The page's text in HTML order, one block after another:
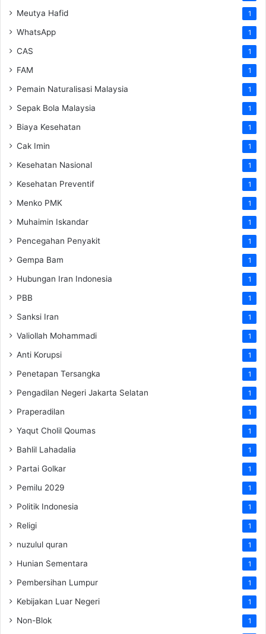
Meutya Hafid 1
WhatsApp 1
CAS 1
FAM 1
Pemain Naturalisasi Malaysia 1
Sepak Bola Malaysia 1
Biaya Kesehatan 1
Cak Imin 1
Kesehatan Nasional 1
Kesehatan Preventif 1
Menko PMK 1
Muhaimin Iskandar 1
Pencegahan Penyakit 1
Gempa Bam 1
Hubungan Iran Indonesia 1
PBB 1
Sanksi Iran 1
Valiollah Mohammadi 1
Anti Korupsi 1
Penetapan Tersangka 1
Pengadilan Negeri Jakarta Selatan 1
Praperadilan 1
Yaqut Cholil Qoumas 1
Bahlil Lahadalia 1
Partai Golkar 1
Pemilu 2029 1
Politik Indonesia 1
Religi 1
nuzulul quran 1
Hunian Sementara 1
Pembersihan Lumpur 1
Kebijakan Luar Negeri 1
Non-Blok 1